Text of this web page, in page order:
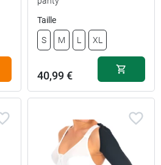
Taille
S M L XL
40,99 €